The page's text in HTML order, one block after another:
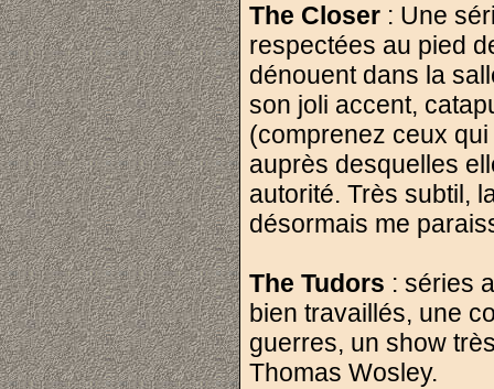
The Closer : Une
respectées au pied
dénouent dans la
son joli accent,
(comprenez ceux
auprès desquelles
autorité. Très subtil,
désormais me
The Tudors : séries
bien travaillés, une
guerres, un show
Thomas Wosley.